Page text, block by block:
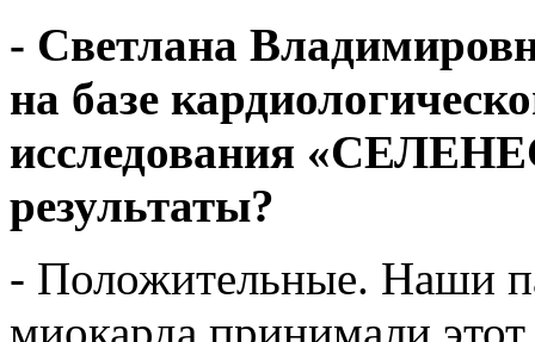
- Светлана
на базе
исследования
результаты?
- Положительные. Наши